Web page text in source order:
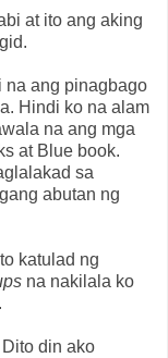
at ito ang aking
na ang pinagbago
Hindi ko na alam
na ang mga
at Blue book.
sa
abutan ng
katulad ng
na nakilala ko
din ako